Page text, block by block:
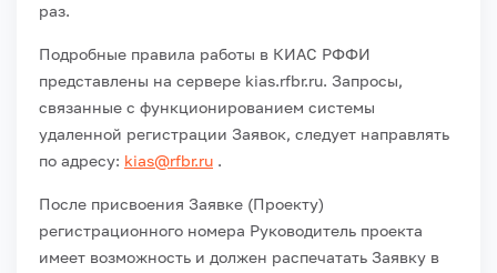
раз.
Подробные правила работы в КИАС РФФИ
представлены на сервере kias.rfbr.ru. Запросы,
связанные с функционированием системы
удаленной регистрации Заявок, следует направлять
по адресу: kias@rfbr.ru .
После присвоения Заявке (Проекту)
регистрационного номера Руководитель проекта
имеет возможность и должен распечатать Заявку в